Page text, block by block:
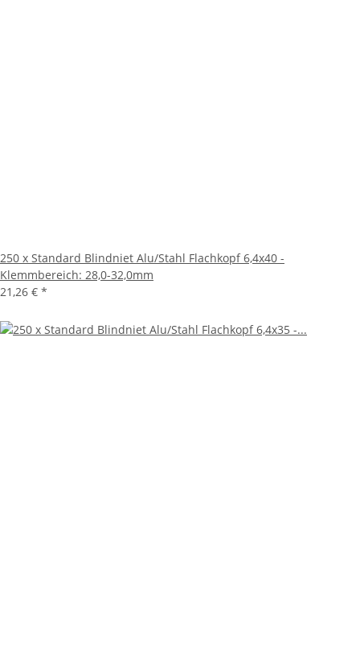
250 x Standard Blindniet Alu/Stahl Flachkopf 6,4x40 -
Klemmbereich: 28,0-32,0mm
21,26 € *